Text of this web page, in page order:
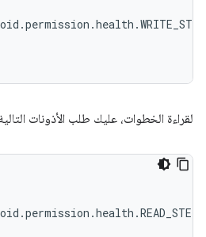
لقراءة الخطوات، عليك طلب الأذونات